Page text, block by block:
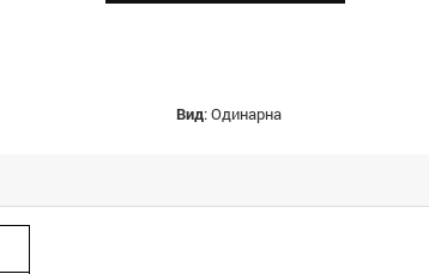
Вид:Одинарна